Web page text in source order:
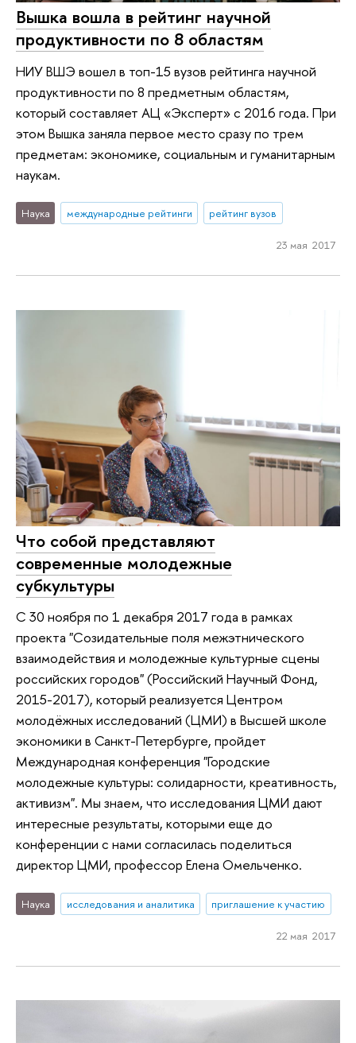
Вышка вошла в рейтинг научной
продуктивности по 8 областям
НИУ ВШЭ вошел в топ-15 вузов рейтинга научной
продуктивности по 8 предметным областям,
который составляет АЦ «Эксперт» с 2016 года. При
этом Вышка заняла первое место сразу по трем
предметам: экономике, социальным и гуманитарным
наукам.
Наука международные рейтинги рейтинг вузов
23 мая 2017
Что собой представляют
современные молодежные
субкультуры
С 30 ноября по 1 декабря 2017 года в рамках
проекта "Созидательные поля межэтнического
взаимодействия и молодежные культурные сцены
российских городов" (Российский Научный Фонд,
2015-2017), который реализуется Центром
молодёжных исследований (ЦМИ) в Высшей школе
экономики в Санкт-Петербурге, пройдет
Международная конференция "Городские
молодежные культуры: солидарности, креативность,
активизм". Мы знаем, что исследования ЦМИ дают
интересные результаты, которыми еще до
конференции с нами согласилась поделиться
директор ЦМИ, профессор Елена Омельченко.
Наука исследования и аналитика приглашение к участию
22 мая 2017